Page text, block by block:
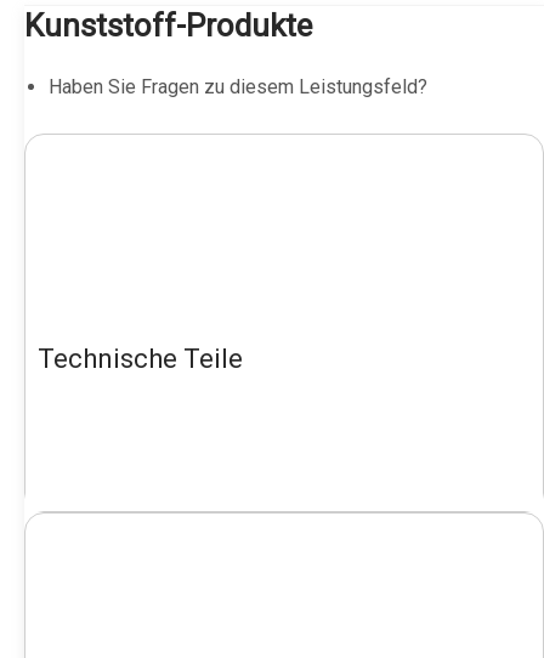
Kunststoff-Produkte
Haben Sie Fragen zu diesem Leistungsfeld?
Technische Teile